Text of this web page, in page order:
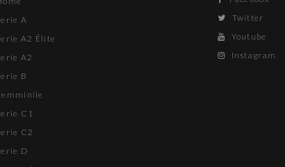
A
A2 Élite
A2
B
C1
C2
D
Twitter
Youtube
Instagram